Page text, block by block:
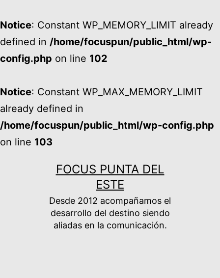
Notice: Constant WP_MEMORY_LIMIT already
defined in /home/focuspun/public_html/wp-
config.php on line 102
Notice: Constant WP_MAX_MEMORY_LIMIT
already defined in
/home/focuspun/public_html/wp-config.php
on line 103
FOCUS PUNTA DEL
ESTE
Desde 2012 acompañamos el
desarrollo del destino siendo
aliadas en la comunicación.